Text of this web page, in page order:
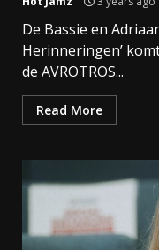
De Bassie en
Herinneringen’
de AVROTROS...
Read More